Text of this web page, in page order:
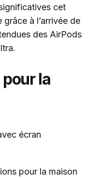
cet
à l’arrivée de
des AirPods
la
pour la maison